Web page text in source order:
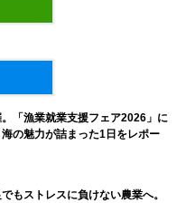
「漁業就業支援フェア2026」に
の魅力が詰まった1日をレポー
もストレスに負けない農業へ。